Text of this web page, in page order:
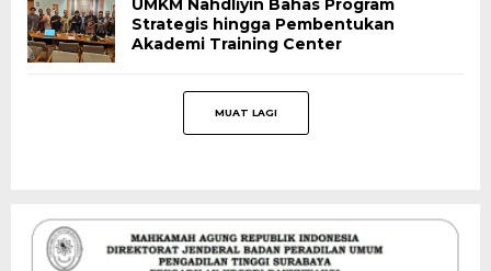
UMKM Nahdliyin Bahas Program
Strategis hingga Pembentukan
Akademi Training Center